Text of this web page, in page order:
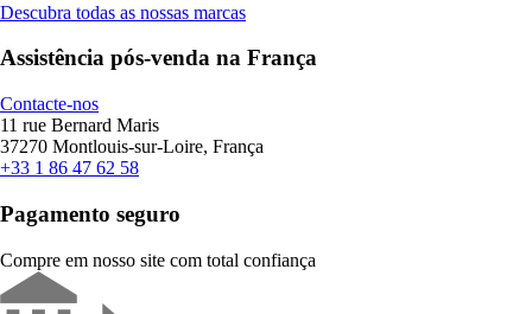
Descubra todas as nossas marcas
Assistência pós-venda na França
Contacte-nos
11 rue Bernard Maris
37270 Montlouis-sur-Loire, França
+33 1 86 47 62 58
Pagamento seguro
Compre em nosso site com total confiança